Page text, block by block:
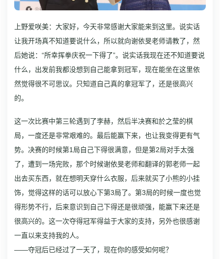
上野爱咲美：大家好，今天非常感谢大家能来到这里。说实话
让我开场真不知道要说什么，所以就向谢依旻老师请教了，然
后她说：“所幸挥拳庆祝一下得了”。说实话我现在还不知道要说
什么，出发前我都没想到自己能拿到冠军，现在能坐在这里依
然觉得很不可思议。只知道自己真的拿冠军了，还是很高兴
的。
这一次比赛中第三轮遇到了李赫，然后半决赛和於之莹的棋
局，一度还是非常艰难的。最后能赢下来，也让我变得更有气
势。决赛的时候第1局自己下得很满意，但是第2局对手太强
了，遭到一场完败，那个时候谢依旻老师和翻译的郭老师一起
出去买东西，就在想明天穿什么衣服，后来就买了小熊的小挂
饰，觉得这样的话可以放心下第3局了。第3局的时候一度也觉
得形势不行，后来意识到自己下得还是很顽强，能赢下来还是
很高兴的。这一次夺得冠军得益于大家的支持，另外也很感谢
一直以来支持我的人。
——夺冠后已经过了一天了，现在你的感受如何呢？